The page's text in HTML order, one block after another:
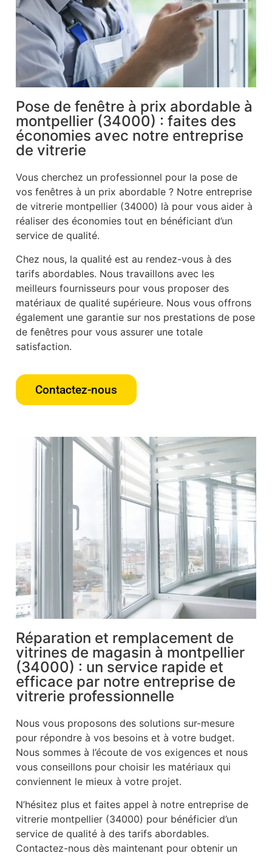
Pose de fenêtre à prix abordable à
montpellier (34000) : faites des
économies avec notre entreprise
de vitrerie
Vous cherchez un professionnel pour la pose de
vos fenêtres à un prix abordable ? Notre entreprise
de vitrerie montpellier (34000) là pour vous aider à
réaliser des économies tout en bénéficiant d’un
service de qualité.
Chez nous, la qualité est au rendez-vous à des
tarifs abordables. Nous travaillons avec les
meilleurs fournisseurs pour vous proposer des
matériaux de qualité supérieure. Nous vous offrons
également une garantie sur nos prestations de pose
de fenêtres pour vous assurer une totale
satisfaction.
Contactez-nous
Réparation et remplacement de
vitrines de magasin à montpellier
(34000) : un service rapide et
efficace par notre entreprise de
vitrerie professionnelle
Nous vous proposons des solutions sur-mesure
pour répondre à vos besoins et à votre budget.
Nous sommes à l’écoute de vos exigences et nous
vous conseillons pour choisir les matériaux qui
conviennent le mieux à votre projet.
N’hésitez plus et faites appel à notre entreprise de
vitrerie montpellier (34000) pour bénéficier d’un
service de qualité à des tarifs abordables.
Contactez-nous dès maintenant pour obtenir un